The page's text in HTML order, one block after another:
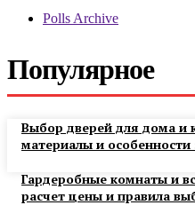
Polls Archive
Популярное
Выбор дверей для дома и
материалы и особенности
Гардеробные комнаты и
расчет цены и правила